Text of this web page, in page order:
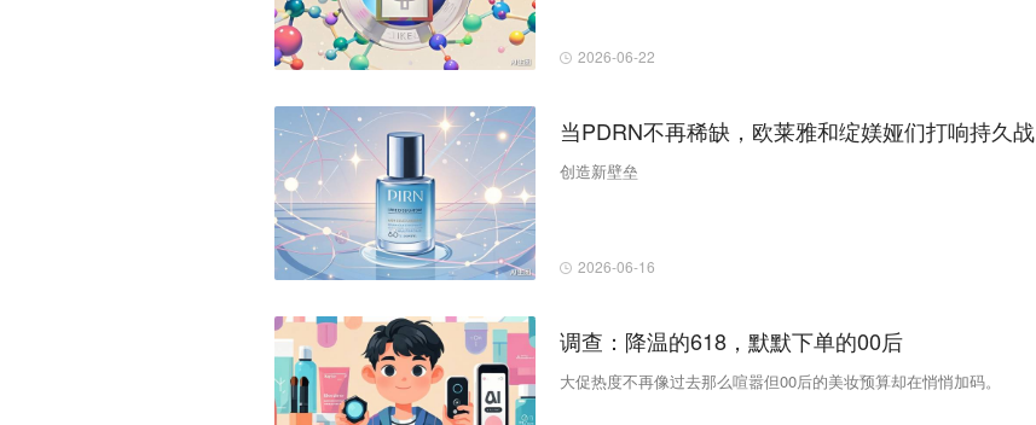
2026-06-22
当PDRN不再稀缺，欧莱雅和绽媄娅们打响持久战
创造新壁垒
2026-06-16
调查：降温的618，默默下单的00后
大促热度不再像过去那么喧嚣但00后的美妆预算却在悄悄加码。